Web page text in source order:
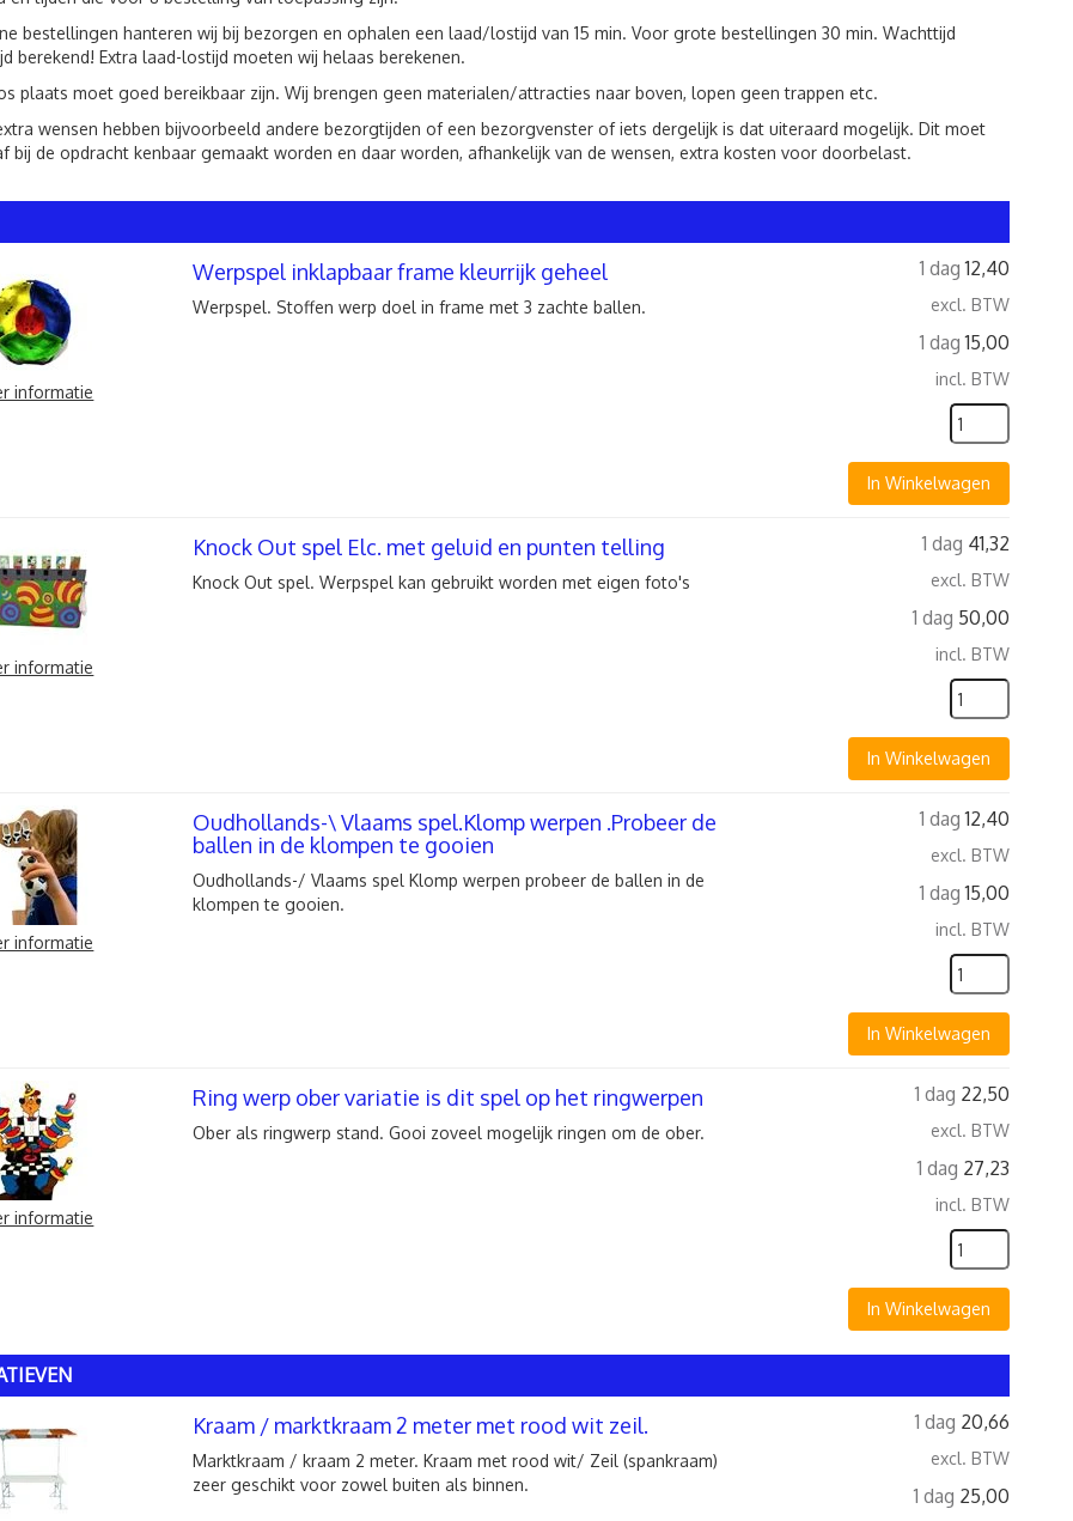
bestellingen hanteren wij bij bezorgen en ophalen een laad/lostijd van 15 min. Voor grote bestellingen 30 min. Wachttijd
berekend! Extra laad-lostijd moeten wij helaas berekenen.
plaats moet goed bereikbaar zijn. Wij brengen geen materialen/attracties naar boven, lopen geen trappen etc.
wensen hebben bijvoorbeeld andere bezorgtijden of een bezorgvenster of iets dergelijk is dat uiteraard mogelijk. Dit moet
bij de opdracht kenbaar gemaakt worden en daar worden, afhankelijk van de wensen, extra kosten voor doorbelast.
informatie
1 dag 12,40
excl. BTW
1 dag 15,00
incl. BTW
In Winkelwagen
Werpspel inklapbaar frame kleurrijk geheel
Werpspel. Stoffen werp doel in frame met 3 zachte ballen.
informatie
1 dag 41,32
excl. BTW
1 dag 50,00
incl. BTW
In Winkelwagen
Knock Out spel Elc. met geluid en punten telling
Knock Out spel. Werpspel kan gebruikt worden met eigen foto's
informatie
1 dag 12,40
excl. BTW
1 dag 15,00
incl. BTW
In Winkelwagen
Oudhollands-\ Vlaams spel.Klomp werpen .Probeer de
ballen in de klompen te gooien
Oudhollands-/ Vlaams spel Klomp werpen probeer de ballen in de
klompen te gooien.
informatie
1 dag 22,50
excl. BTW
1 dag 27,23
incl. BTW
In Winkelwagen
Ring werp ober variatie is dit spel op het ringwerpen
Ober als ringwerp stand. Gooi zoveel mogelijk ringen om de ober.
1 dag 20,66
excl. BTW
1 dag 25,00
Kraam / marktkraam 2 meter met rood wit zeil.
Marktkraam / kraam 2 meter. Kraam met rood wit/ Zeil (spankraam)
zeer geschikt voor zowel buiten als binnen.